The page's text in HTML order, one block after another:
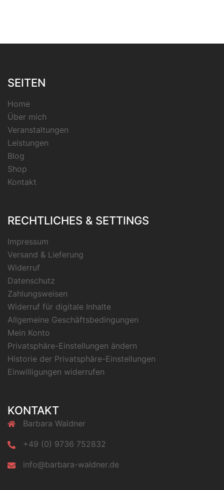
SEITEN
Home
Über mich
Veranstaltungen
Leistungen
Blog
Shop
Kontakt
RECHTLICHES & SETTINGS
Impressum
Versand & Lieferung
Widerruf
Datenschutz
Zahlungsweisen
Widerruf für digitale Inhalte
Allgemeine Geschäftsbedingungen
Mein Konto
Privatsphäre-Einstellungen ändern
Historie der Privatsphäre-Einstellungen
Einwilligungen widerrufen
KONTAKT
Barbara Waldner
+49 (0) 9736 752832
info@barbara-waldner.de